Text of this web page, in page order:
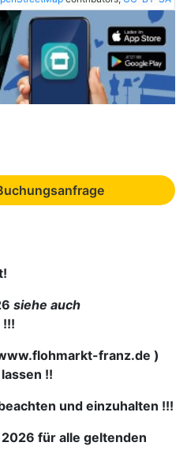
siehe auch
!!!
franz.de )
!!
und einzuhalten !!!
für alle geltenden